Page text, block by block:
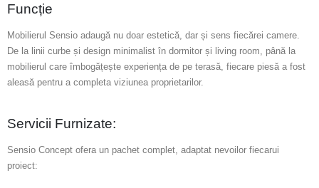
Funcție
Mobilierul Sensio adaugă nu doar estetică, dar și sens fiecărei camere.
De la linii curbe și design minimalist în dormitor și living room, până la
mobilierul care îmbogățește experiența de pe terasă, fiecare piesă a fost
aleasă pentru a completa viziunea proprietarilor.
Servicii Furnizate:
Sensio Concept ofera un pachet complet, adaptat nevoilor fiecarui
proiect: